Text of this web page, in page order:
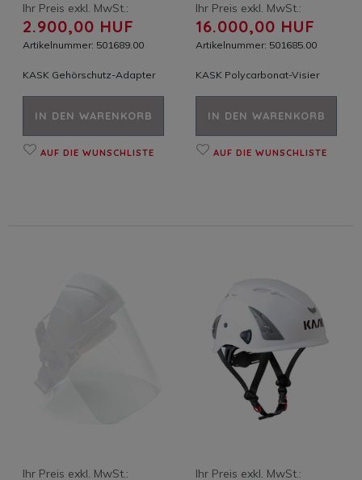
Ihr Preis exkl. MwSt.:
2.900,00 HUF
Artikelnummer: 501689.00
KASK Gehörschutz-Adapter
IN DEN WARENKORB
AUF DIE WUNSCHLISTE
Ihr Preis exkl. MwSt.:
16.000,00 HUF
Artikelnummer: 501685.00
KASK Polycarbonat-Visier
IN DEN WARENKORB
AUF DIE WUNSCHLISTE
Ihr Preis exkl. MwSt.: Ihr Preis exkl. MwSt.: